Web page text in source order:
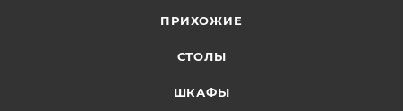
ПРИХОЖИЕ
СТОЛЫ
ШКАФЫ